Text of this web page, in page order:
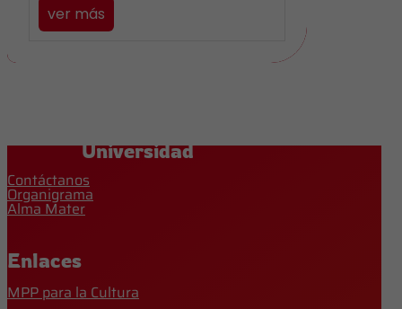
ver más
Universidad
Contáctanos
Organigrama
Alma Mater
Enlaces
MPP para la Cultura